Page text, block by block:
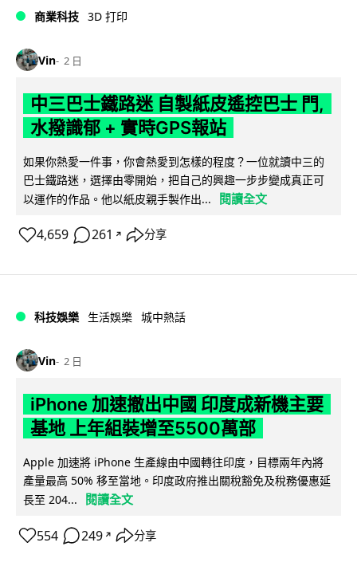
商業科技 3D 打印
Vin 2 日
中三巴士鐵路迷 自製紙皮遙控巴士 門,
水撥識郁 + 實時GPS報站
如果你熱愛一件事，你會熱愛到怎樣的程度？一位就讀中三的
巴士鐵路迷，選擇由零開始，把自己的興趣一步步變成真正可
以運作的作品。他以紙皮親手製作出...
閱讀全文
4,659 261 ↗ 分享
科技娛樂 生活娛樂 城中熱話
Vin 2 日
iPhone 加速撤出中國 印度成新機主要
基地 上年組裝增至5500萬部
Apple 加速將 iPhone 生產線由中國轉往印度，目標兩年內將
產量最高 50% 移至當地。印度政府推出關稅豁免及稅務優惠延
長至 204...
閱讀全文
554 249 ↗ 分享